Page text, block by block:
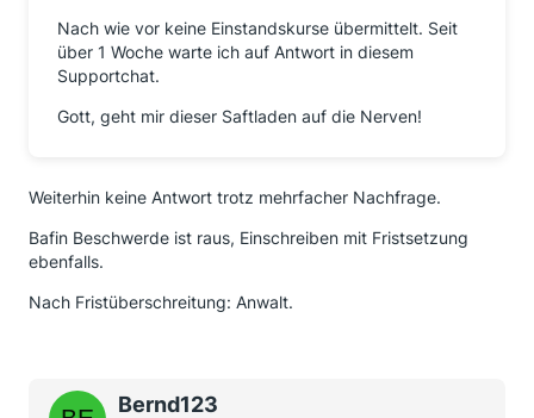
Nach wie vor keine Einstandskurse übermittelt. Seit
über 1 Woche warte ich auf Antwort in diesem
Supportchat.
Gott, geht mir dieser Saftladen auf die Nerven!
Weiterhin keine Antwort trotz mehrfacher Nachfrage.
Bafin Beschwerde ist raus, Einschreiben mit Fristsetzung
ebenfalls.
Nach Fristüberschreitung: Anwalt.
Bernd123